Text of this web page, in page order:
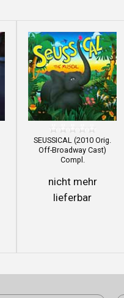
SEUSSICAL (2010 Orig.
Off-Broadway Cast)
Compl.
nicht mehr
lieferbar